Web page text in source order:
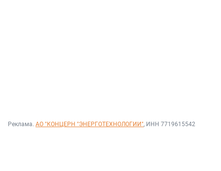
Реклама. АО "КОНЦЕРН "ЭНЕРГОТЕХНОЛОГИИ", ИНН 7719615542